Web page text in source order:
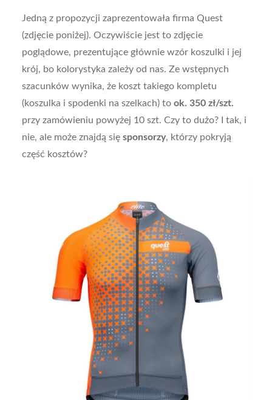
Jedną z propozycji zaprezentowała firma Quest
(zdjęcie poniżej). Oczywiście jest to zdjęcie
poglądowe, prezentujące głównie wzór koszulki i jej
krój, bo kolorystyka zależy od nas. Ze wstępnych
szacunków wynika, że koszt takiego kompletu
(koszulka i spodenki na szelkach) to ok. 350 zł/szt.
przy zamówieniu powyżej 10 szt. Czy to dużo? I tak, i
nie, ale może znajdą się sponsorzy, którzy pokryją
część kosztów?